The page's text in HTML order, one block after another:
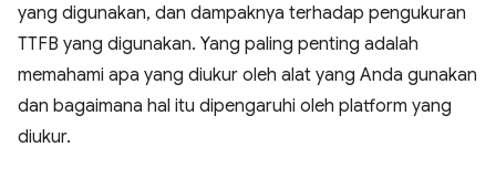
yang digunakan, dan dampaknya terhadap pengukuran
TTFB yang digunakan. Yang paling penting adalah
memahami apa yang diukur oleh alat yang Anda gunakan
dan bagaimana hal itu dipengaruhi oleh platform yang
diukur.